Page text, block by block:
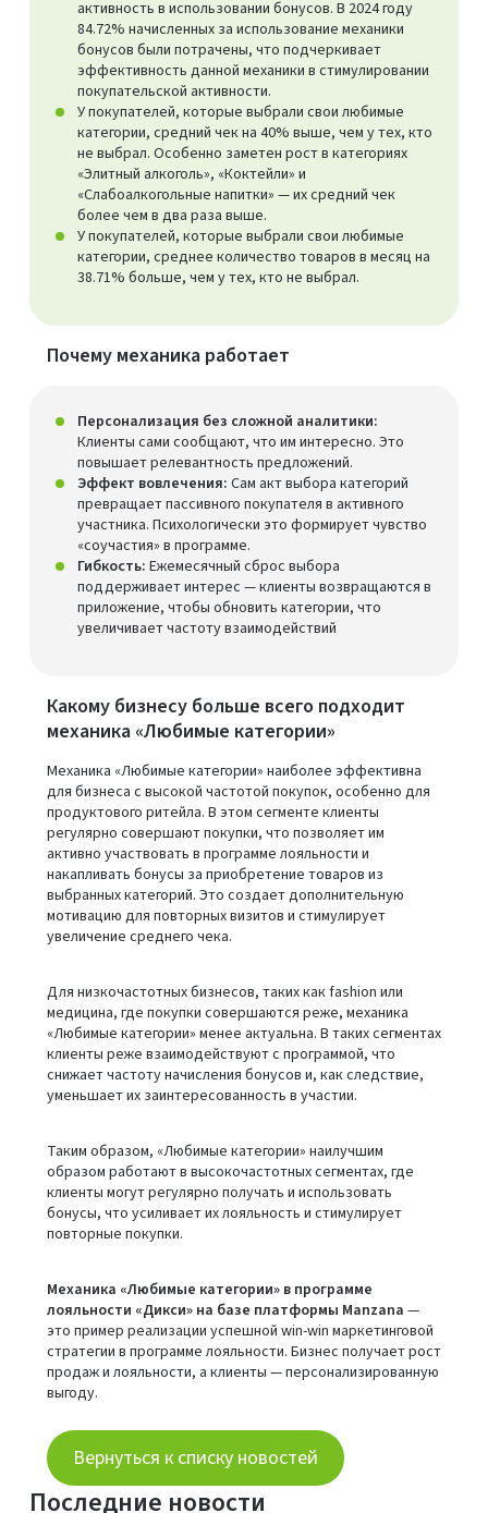
активность в использовании бонусов. В 2024 году
84.72% начисленных за использование механики
бонусов были потрачены, что подчеркивает
эффективность данной механики в стимулировании
покупательской активности.
У покупателей, которые выбрали свои любимые
категории, средний чек на 40% выше, чем у тех, кто
не выбрал. Особенно заметен рост в категориях
«Элитный алкоголь», «Коктейли» и
«Слабоалкогольные напитки» — их средний чек
более чем в два раза выше.
У покупателей, которые выбрали свои любимые
категории, среднее количество товаров в месяц на
38.71% больше, чем у тех, кто не выбрал.
Почему механика работает
Персонализация без сложной аналитики:
Клиенты сами сообщают, что им интересно. Это
повышает релевантность предложений.
Эффект вовлечения: Сам акт выбора категорий
превращает пассивного покупателя в активного
участника. Психологически это формирует чувство
«соучастия» в программе.
Гибкость: Ежемесячный сброс выбора
поддерживает интерес — клиенты возвращаются в
приложение, чтобы обновить категории, что
увеличивает частоту взаимодействий
Какому бизнесу больше всего подходит
механика «Любимые категории»
Механика «Любимые категории» наиболее эффективна
для бизнеса с высокой частотой покупок, особенно для
продуктового ритейла. В этом сегменте клиенты
регулярно совершают покупки, что позволяет им
активно участвовать в программе лояльности и
накапливать бонусы за приобретение товаров из
выбранных категорий. Это создает дополнительную
мотивацию для повторных визитов и стимулирует
увеличение среднего чека.
Для низкочастотных бизнесов, таких как fashion или
медицина, где покупки совершаются реже, механика
«Любимые категории» менее актуальна. В таких сегментах
клиенты реже взаимодействуют с программой, что
снижает частоту начисления бонусов и, как следствие,
уменьшает их заинтересованность в участии.
Таким образом, «Любимые категории» наилучшим
образом работают в высокочастотных сегментах, где
клиенты могут регулярно получать и использовать
бонусы, что усиливает их лояльность и стимулирует
повторные покупки.
Механика «Любимые категории» в программе
лояльности «Дикси» на базе платформы Manzana —
это пример реализации успешной win-win маркетинговой
стратегии в программе лояльности. Бизнес получает рост
продаж и лояльности, а клиенты — персонализированную
выгоду.
Вернуться к списку новостей
Последние новости